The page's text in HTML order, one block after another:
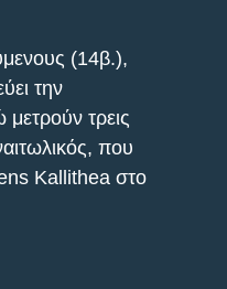
(14β.),
την
τρεις
που
Kallithea στο